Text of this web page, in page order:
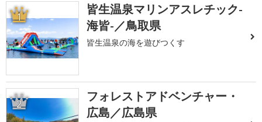
1
皆生温泉マリンアスレチック-
海皆-／鳥取県
皆生温泉の海を遊びつくす
2
フォレストアドベンチャー・
広島／広島県